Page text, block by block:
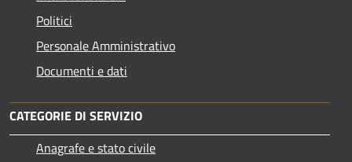
Politici
Personale Amministrativo
Documenti e dati
CATEGORIE DI SERVIZIO
Anagrafe e stato civile